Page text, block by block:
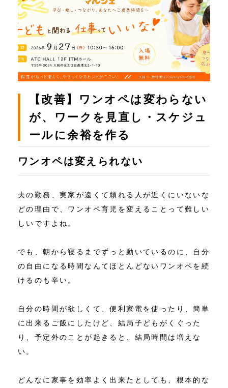
【改善】ワンオペは変わらない
が、ワークを見直し・スケジュ
ールに余裕を作る
ワンオペは変えられない
夫の勤務、実家が遠くて頼れる人が近くにいないな
どの理由で、ワンオペ育児を変えることって難しい
しいですよね。
でも、朝から寝るまでずっと動いているのに、自分
の自由になる時間なんてほとんどないワンオペを続
けるのも辛い。
自分の時間が欲しくて、便利家電を使ったり、簡単
に出来るご飯にしたけど、結局子どもがくぐった
り、予定外のことが起きると、結局時間は増えな
い。
どんなに家事を効率よく出来たとしても、根本的な